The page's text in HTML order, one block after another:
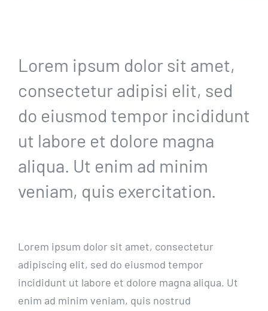
Lorem ipsum dolor sit amet,
consectetur adipisi elit, sed
do eiusmod tempor incididunt
ut labore et dolore magna
aliqua. Ut enim ad minim
veniam, quis exercitation.
Lorem ipsum dolor sit amet, consectetur
adipiscing elit, sed do eiusmod tempor
incididunt ut labore et dolore magna aliqua. Ut
enim ad minim veniam, quis nostrud